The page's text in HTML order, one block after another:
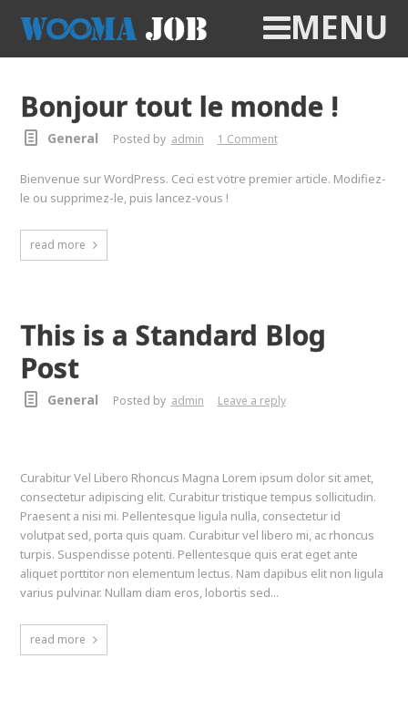
MENU
Bonjour tout le monde !
General Posted by admin 1 Comment
Bienvenue sur WordPress. Ceci est votre premier article. Modifiez-
le ou supprimez-le, puis lancez-vous !
read more
This is a Standard Blog
Post
General Posted by admin Leave a reply
Curabitur Vel Libero Rhoncus Magna Lorem ipsum dolor sit amet,
consectetur adipiscing elit. Curabitur tristique tempus sollicitudin.
Praesent a nisi mi. Pellentesque ligula nulla, consectetur id
volutpat sed, porta quis quam. Curabitur vel libero mi, ac rhoncus
turpis. Suspendisse potenti. Pellentesque quis erat eget ante
aliquet porttitor non elementum lectus. Nam dapibus elit non ligula
varius pulvinar. Nullam diam eros, lobortis sed...
read more